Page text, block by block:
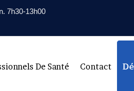
7h30-13h00
De Santé Contact